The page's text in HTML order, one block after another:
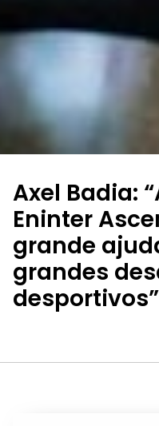
Axel Badia:
Eninter
grande
grandes